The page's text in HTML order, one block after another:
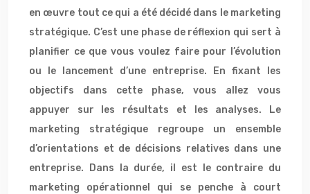
en œuvre tout ce qui a été décidé dans le marketing
stratégique. C’est une phase de réflexion qui sert à
planifier ce que vous voulez faire pour l’évolution
ou le lancement d’une entreprise. En fixant les
objectifs dans cette phase, vous allez vous
appuyer sur les résultats et les analyses. Le
marketing stratégique regroupe un ensemble
d’orientations et de décisions relatives dans une
entreprise. Dans la durée, il est le contraire du
marketing opérationnel qui se penche à court